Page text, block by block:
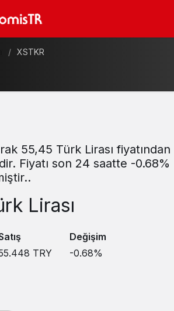
XSTKR
55,45 Türk Lirası fiyatından
Fiyatı son 24 saatte -0.68%
Lirası
TRY
Değişim
-0.68%